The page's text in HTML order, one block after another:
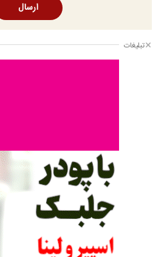
ارسال
تبلیغات